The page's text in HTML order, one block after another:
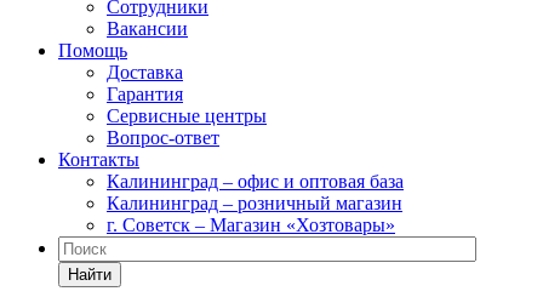
Сотрудники
Вакансии
Помощь
Доставка
Гарантия
Сервисные центры
Вопрос-ответ
Контакты
Калининград – офис и оптовая база
Калининград – розничный магазин
г. Советск – Магазин «Хозтовары»
Найти